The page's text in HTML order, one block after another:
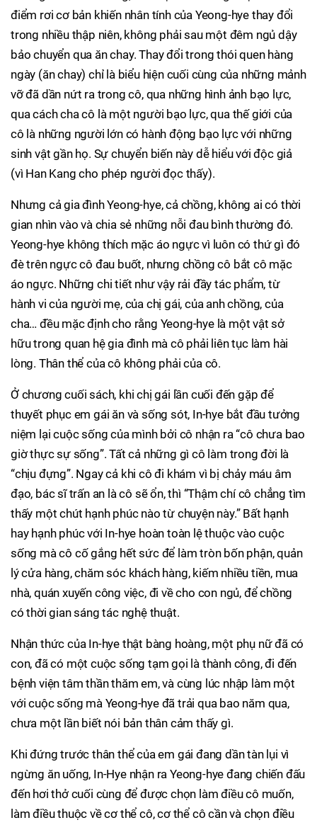
điểm rơi cơ bản khiến nhân tính của Yeong-hye thay đổi
trong nhiều thập niên, không phải sau một đêm ngủ dậy
bảo chuyển qua ăn chay. Thay đổi trong thói quen hàng
ngày (ăn chay) chỉ là biểu hiện cuối cùng của những mảnh
vỡ đã dần nứt ra trong cô, qua những hình ảnh bạo lực,
qua cách cha cô là một người bạo lực, qua thế giới của
cô là những người lớn có hành động bạo lực với những
sinh vật gần họ. Sự chuyển biến này dễ hiểu với độc giả
(vì Han Kang cho phép người đọc thấy).
Nhưng cả gia đình Yeong-hye, cả chồng, không ai có thời
gian nhìn vào và chia sẻ những nỗi đau bình thường đó.
Yeong-hye không thích mặc áo ngực vì luôn có thứ gì đó
đè trên ngực cô đau buốt, nhưng chồng cô bắt cô mặc
áo ngực. Những chi tiết như vậy rải đầy tác phẩm, từ
hành vi của người mẹ, của chị gái, của anh chồng, của
cha… đều mặc định cho rằng Yeong-hye là một vật sở
hữu trong quan hệ gia đình mà cô phải liên tục làm hài
lòng. Thân thể của cô không phải của cô.
Ở chương cuối sách, khi chị gái lần cuối đến gặp để
thuyết phục em gái ăn và sống sót, In-hye bắt đầu tưởng
niệm lại cuộc sống của mình bởi cô nhận ra “cô chưa bao
giờ thực sự sống”. Tất cả những gì cô làm trong đời là
“chịu đựng”. Ngay cả khi cô đi khám vì bị chảy máu âm
đạo, bác sĩ trấn an là cô sẽ ổn, thì “Thậm chí cô chẳng tìm
thấy một chút hạnh phúc nào từ chuyện này.” Bất hạnh
hay hạnh phúc với In-hye hoàn toàn lệ thuộc vào cuộc
sống mà cô cố gắng hết sức để làm tròn bốn phận, quản
lý cửa hàng, chăm sóc khách hàng, kiếm nhiều tiền, mua
nhà, quán xuyến công việc, đi về cho con ngủ, để chồng
có thời gian sáng tác nghệ thuật.
Nhận thức của In-hye thật bàng hoàng, một phụ nữ đã có
con, đã có một cuộc sống tạm gọi là thành công, đi đến
bệnh viện tâm thần thăm em, và cùng lúc nhập làm một
với cuộc sống mà Yeong-hye đã trải qua bao năm qua,
chưa một lần biết nói bản thân cảm thấy gì.
Khi đứng trước thân thể của em gái đang dần tàn lụi vì
ngừng ăn uống, In-Hye nhận ra Yeong-hye đang chiến đấu
đến hơi thở cuối cùng để được chọn làm điều cô muốn,
làm điều thuộc về cơ thể cô, cơ thể cô cần và chọn điều